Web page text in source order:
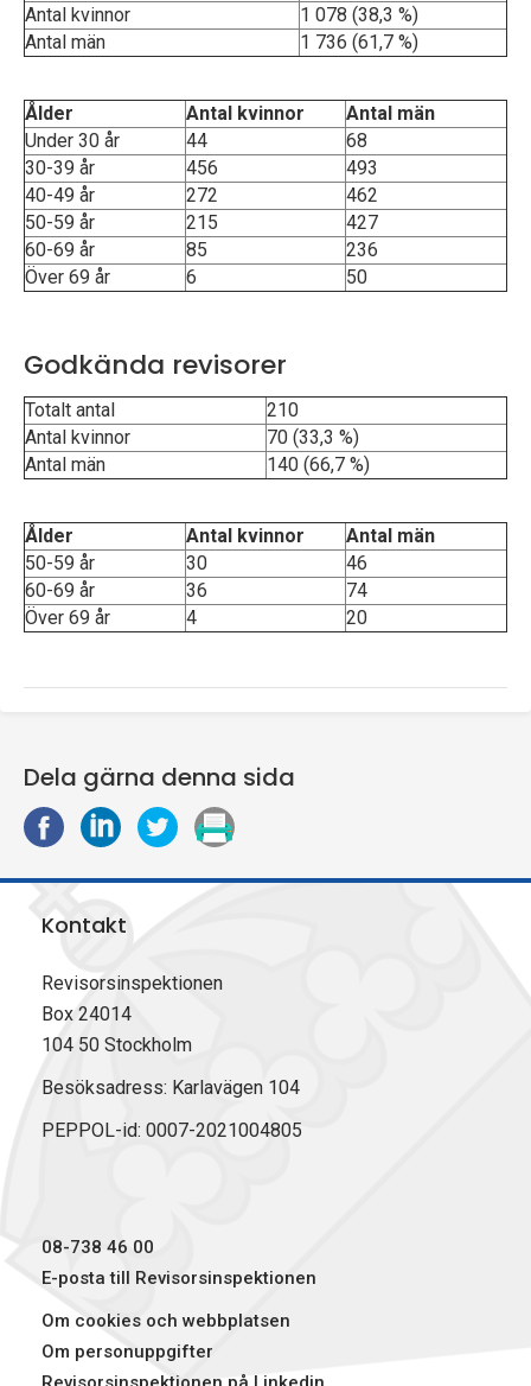
o
n
e
n
Antal kvinnor
1 078 (38,3 %)
Antal män
1 736 (61,7 %)
Ålder Antal kvinnor
Antal män
Under 30 år
44
68
30-39 år
456
493
40-49 år
272
462
50-59 år
215
427
60-69 år
85
236
Över 69 år
6 50
Godkända revisorer
Totalt antal
210
Antal kvinnor
70 (33,3 %)
Antal män
140 (66,7 %)
Ålder Antal kvinnor
Antal män
50-59 år
30
46
60-69 år
36
74
Över 69 år
4 20
Dela gärna denna sida
D
p
F
c
e
b
o
D
p
L
n
k
e
I
D
X
w
i
t
S
Kontakt
Revisorsinspektionen
Box 24014
104 50 Stockholm
Besöksadress: Karlavägen 104
PEPPOL-id: 0007-2021004805
08-738 46 00
E-posta till Revisorsinspektionen
Om cookies och webbplatsen
Om personuppgifter